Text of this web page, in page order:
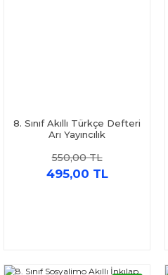
8. Sınıf Akıllı Türkçe Defteri
Arı Yayıncılık
550,00 TL
495,00 TL